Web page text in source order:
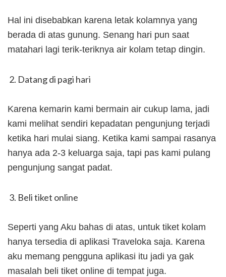
Hal ini disebabkan karena letak kolamnya yang
berada di atas gunung. Senang hari pun saat
matahari lagi terik-teriknya air kolam tetap dingin.
Datang di pagi hari
Karena kemarin kami bermain air cukup lama, jadi
kami melihat sendiri kepadatan pengunjung terjadi
ketika hari mulai siang. Ketika kami sampai rasanya
hanya ada 2-3 keluarga saja, tapi pas kami pulang
pengunjung sangat padat.
Beli tiket online
Seperti yang Aku bahas di atas, untuk tiket kolam
hanya tersedia di aplikasi Traveloka saja. Karena
aku memang pengguna aplikasi itu jadi ya gak
masalah beli tiket online di tempat juga.